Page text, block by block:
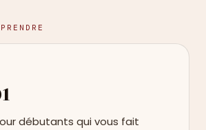
débutants qui vous fait